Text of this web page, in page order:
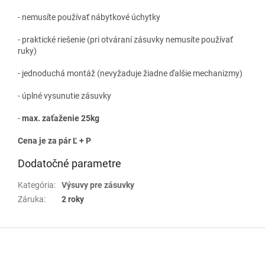
- nemusíte používať nábytkové úchytky
- praktické riešenie (pri otváraní zásuvky nemusíte používať
ruky)
- jednoduchá montáž (nevyžaduje žiadne ďalšie mechanizmy)
- úplné vysunutie zásuvky
-max. zaťaženie 25kg
Cena je za pár Ľ + P
Dodatočné parametre
Kategória:
Výsuvy pre zásuvky
Záruka: 2 roky